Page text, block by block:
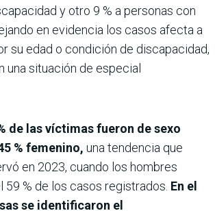
y otro 9 % a personas con
en evidencia los casos afecta a
su edad o condición de discapacidad,
una situación de especial
de las víctimas fueron de sexo
% femenino, una tendencia que
en 2023, cuando los hombres
59 % de los casos registrados. En el
se identificaron el